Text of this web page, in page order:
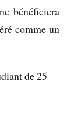
bénéficiera
comme un
de 25